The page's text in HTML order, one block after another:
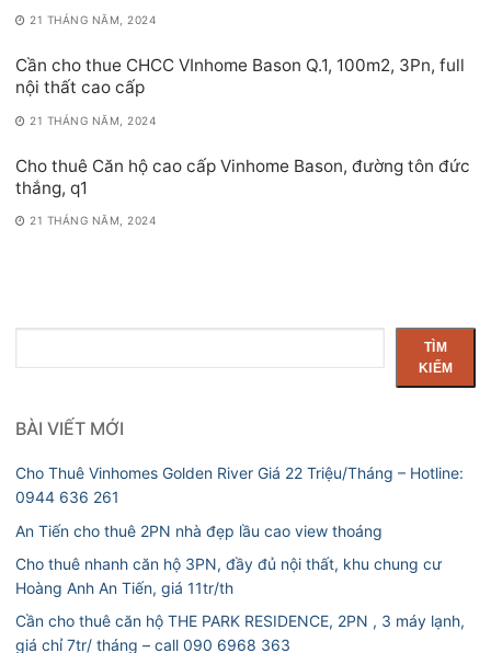
21 THÁNG NĂM, 2024
Cần cho thue CHCC VInhome Bason Q.1, 100m2, 3Pn, full
nội thất cao cấp
21 THÁNG NĂM, 2024
Cho thuê Căn hộ cao cấp Vinhome Bason, đường tôn đức
thắng, q1
21 THÁNG NĂM, 2024
kiếm
TÌM
KIẾM
BÀI VIẾT MỚI
Cho Thuê Vinhomes Golden River Giá 22 Triệu/Tháng – Hotline:
0944 636 261
An Tiến cho thuê 2PN nhà đẹp lầu cao view thoáng
Cho thuê nhanh căn hộ 3PN, đầy đủ nội thất, khu chung cư
Hoàng Anh An Tiến, giá 11tr/th
Cần cho thuê căn hộ THE PARK RESIDENCE, 2PN , 3 máy lạnh,
giá chỉ 7tr/ tháng – call 090 6968 363